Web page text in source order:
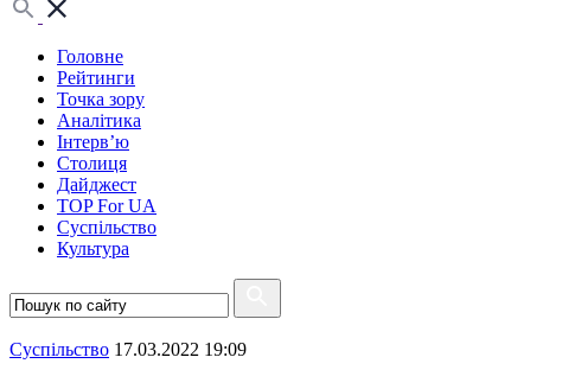
Головне
Рейтинги
Точка зору
Аналітика
Інтерв’ю
Столиця
Дайджест
TOP For UA
Суспiльство
Культура
Суспiльство 17.03.2022 19:09